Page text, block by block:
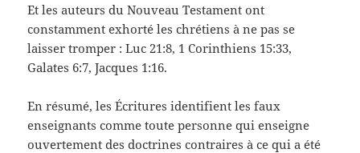
Et les auteurs du Nouveau Testament ont
constamment exhorté les chrétiens à ne pas se
laisser tromper : Luc 21:8, 1 Corinthiens 15:33,
Galates 6:7, Jacques 1:16.
En résumé, les Écritures identifient les faux
enseignants comme toute personne qui enseigne
ouvertement des doctrines contraires à ce qui a été